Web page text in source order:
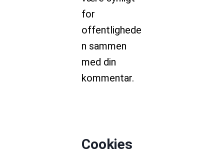
for
offentlighede
n sammen
med din
kommentar.
Cookies